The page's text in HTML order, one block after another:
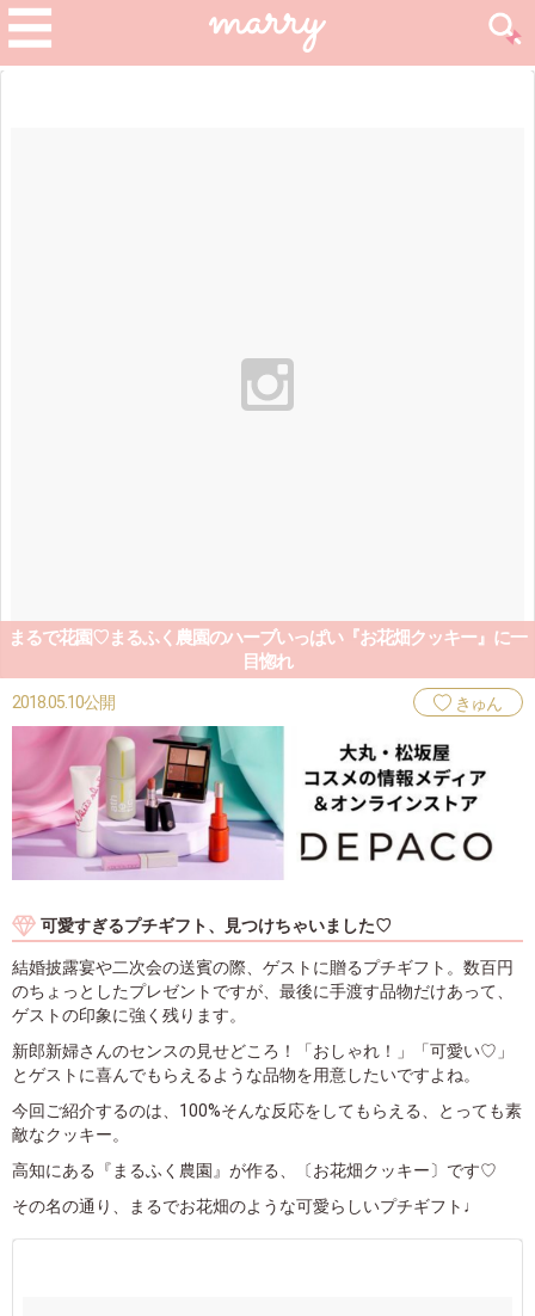
まるで花園♡まるふく農園のハーブいっぱい『お花畑クッキー』に一
目惚れ
2018.05.10公開 きゅん
可愛すぎるプチギフト、見つけちゃいました♡
結婚披露宴や二次会の送賓の際、ゲストに贈るプチギフト。数百円
のちょっとしたプレゼントですが、最後に手渡す品物だけあって、
ゲストの印象に強く残ります。
新郎新婦さんのセンスの見せどころ！「おしゃれ！」「可愛い♡」
とゲストに喜んでもらえるような品物を用意したいですよね。
今回ご紹介するのは、100%そんな反応をしてもらえる、とっても素
敵なクッキー。
高知にある『まるふく農園』が作る、〔お花畑クッキー〕です♡
その名の通り、まるでお花畑のような可愛らしいプチギフト♩